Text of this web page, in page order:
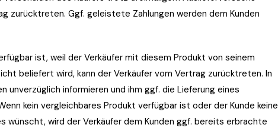
zurücktreten. Ggf. geleistete Zahlungen werden dem Kunden
ist, weil der Verkäufer mit diesem Produkt von seinem
beliefert wird, kann der Verkäufer vom Vertrag zurücktreten. In
unverzüglich informieren und ihm ggf. die Lieferung eines
kein vergleichbares Produkt verfügbar ist oder der Kunde keine
wünscht, wird der Verkäufer dem Kunden ggf. bereits erbrachte